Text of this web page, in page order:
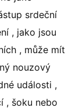
srdeční
, jako jsou
, může mít
nouzový
události ,
, šoku nebo